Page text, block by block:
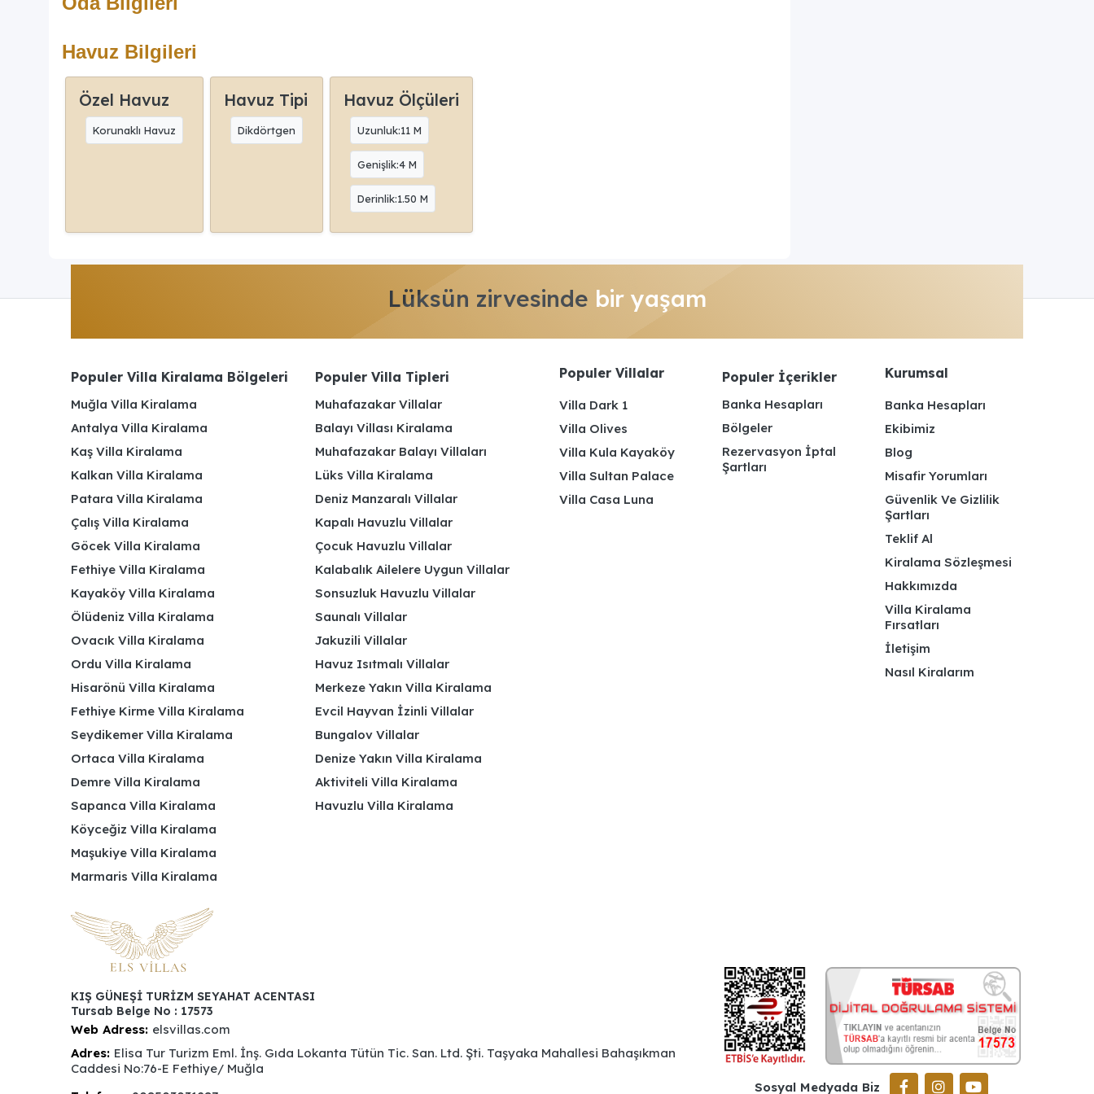
Havuz Bilgileri
Özel Havuz
Korunaklı Havuz
Havuz Tipi
Dikdörtgen
Havuz Ölçüleri
Uzunluk:11 M
Genişlik:4 M
Derinlik:1.50 M
Lüksün zirvesinde bir yaşam
Populer Villa Kiralama Bölgeleri
Muğla Villa Kiralama
Antalya Villa Kiralama
Kaş Villa Kiralama
Kalkan Villa Kiralama
Patara Villa Kiralama
Çalış Villa Kiralama
Göcek Villa Kiralama
Fethiye Villa Kiralama
Kayaköy Villa Kiralama
Ölüdeniz Villa Kiralama
Ovacık Villa Kiralama
Ordu Villa Kiralama
Hisarönü Villa Kiralama
Fethiye Kirme Villa Kiralama
Seydikemer Villa Kiralama
Ortaca Villa Kiralama
Demre Villa Kiralama
Sapanca Villa Kiralama
Köyceğiz Villa Kiralama
Maşukiye Villa Kiralama
Marmaris Villa Kiralama
Populer Villa Tipleri
Muhafazakar Villalar
Balayı Villası Kiralama
Muhafazakar Balayı Villaları
Lüks Villa Kiralama
Deniz Manzaralı Villalar
Kapalı Havuzlu Villalar
Çocuk Havuzlu Villalar
Kalabalık Ailelere Uygun Villalar
Sonsuzluk Havuzlu Villalar
Saunalı Villalar
Jakuzili Villalar
Havuz Isıtmalı Villalar
Merkeze Yakın Villa Kiralama
Evcil Hayvan İzinli Villalar
Bungalov Villalar
Denize Yakın Villa Kiralama
Aktiviteli Villa Kiralama
Havuzlu Villa Kiralama
Populer Villalar
Villa Dark 1
Villa Olives
Villa Kula Kayaköy
Villa Sultan Palace
Villa Casa Luna
Populer İçerikler
Banka Hesapları
Bölgeler
Rezervasyon İptal
Şartları
Kurumsal
Banka Hesapları
Ekibimiz
Blog
Misafir Yorumları
Güvenlik Ve Gizlilik
Şartları
Teklif Al
Kiralama Sözleşmesi
Hakkımızda
Villa Kiralama
Fırsatları
İletişim
Nasıl Kiralarım
KIŞ GÜNEŞİ TURİZM SEYAHAT ACENTASI
Tursab Belge No : 17573
Web Adress: elsvillas.com
Adres: Elisa Tur Turizm Eml. İnş. Gıda Lokanta Tütün Tic. San. Ltd. Şti. Taşyaka Mahallesi Bahaşıkman
Caddesi No:76-E Fethiye/ Muğla
Sosyal Medyada Biz